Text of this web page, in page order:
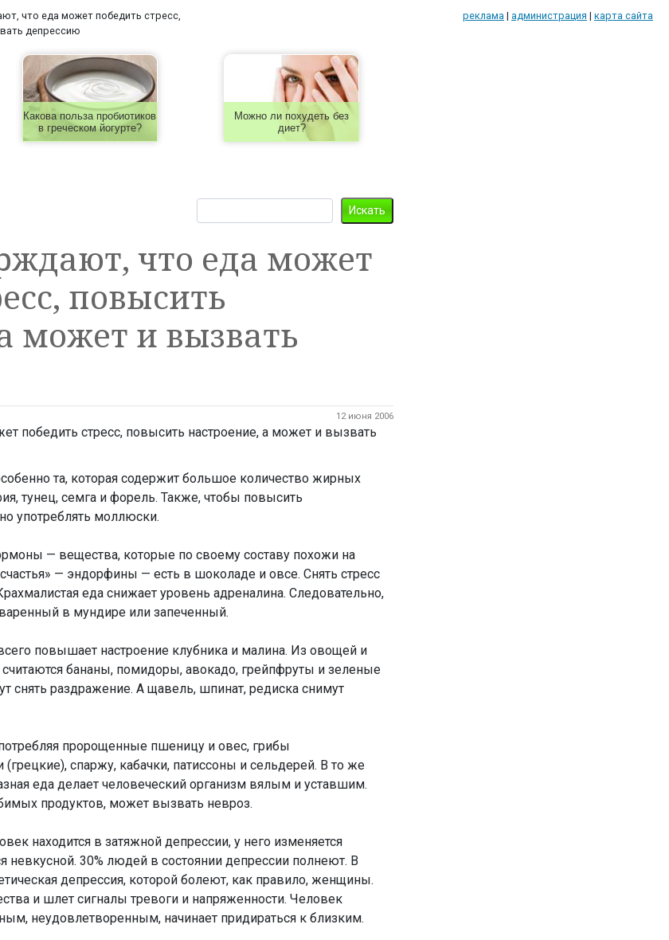
что еда может победить стресс,
депрессию
реклама | администрация | карта сайта
Какова польза пробиотиков
в греческом йогурте?
Можно ли похудеть без
диет?
что еда может
повысить
может и вызвать
12 июня 2006
та, которая содержит большое количество жирных
тунец, семга и форель. Также, чтобы повысить
употреблять моллюски.
— вещества, которые по своему составу похожи на
— эндорфины — есть в шоколаде и овсе. Снять стресс
еда снижает уровень адреналина. Следовательно,
в мундире или запеченный.
повышает настроение клубника и малина. Из овощей и
бананы, помидоры, авокадо, грейпфруты и зеленые
снять раздражение. А щавель, шпинат, редиска снимут
пророщенные пшеницу и овес, грибы
(грецкие), спаржу, кабачки, патиссоны и сельдерей. В то же
еда делает человеческий организм вялым и уставшим.
продуктов, может вызвать невроз.
находится в затяжной депрессии, у него изменяется
невкусной. 30% людей в состоянии депрессии полнеют. В
депрессия, которой болеют, как правило, женщины.
и шлет сигналы тревоги и напряженности. Человек
неудовлетворенным, начинает придираться к близким.